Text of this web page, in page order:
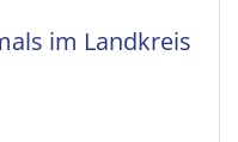
im Landkreis